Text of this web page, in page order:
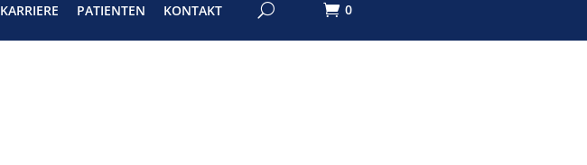
KARRIERE PATIENTEN KONTAKT 0